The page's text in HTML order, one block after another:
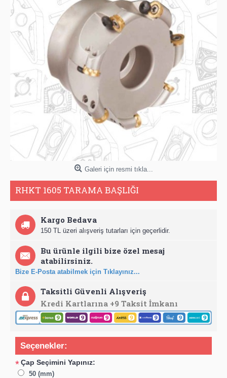
Galeri için resmi tıkla...
RHKT 1605 TARAMA BAŞLIĞI
Kargo Bedava
150 TL üzeri alışveriş tutarları için geçerlidir.
Bu ürünle ilgili bize özel mesaj
atabilirsiniz.
Bize E-Posta atabilmek için Tıklayınız...
Taksitli Güvenli Alışveriş
Kredi Kartlarına +9 Taksit İmkanı
Seçenekler:
*Çap Seçimini Yapınız:
50 (mm)